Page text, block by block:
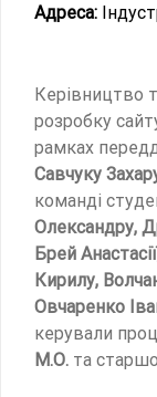
Адреса:
Керівництво
розробку
рамках
Савчуку
команді
Олександру,
Брей
Кирилу,
Овчаренко
керували
М.О. та